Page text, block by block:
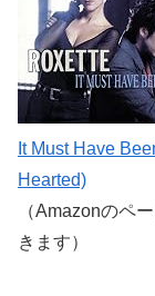
It Must Have
Hearted)
（Amazonのペ
きます）